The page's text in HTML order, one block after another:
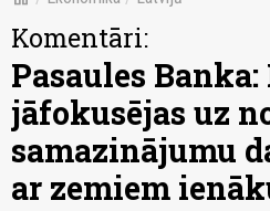
Komentāri:
Pasaules
jāfokusējas uz
samazinājumu
ar zemiem